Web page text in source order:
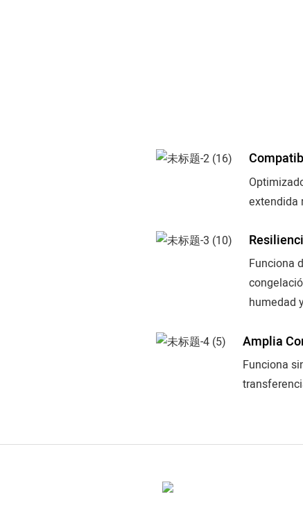
extendida
Funciona
humedad
Amplia
Funciona